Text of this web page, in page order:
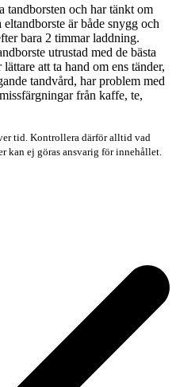
tandborsten och har tänkt om
är både snygg och
bara 2 timmar laddning.
utrustad med de bästa
att ta hand om ens tänder,
tandvård, har problem med
från kaffe, te,
tid. Kontrollera därför alltid vad
kan ej göras ansvarig för innehållet.